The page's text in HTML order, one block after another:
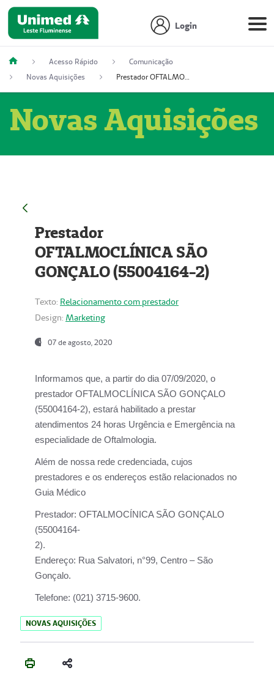
Login
Acesso Rápido
Comunicação
Novas Aquisições
Prestador OFTALMOCLÍNICA SÃO GONÇALO (55004164-2)
Novas Aquisições
Prestador
OFTALMOCLÍNICA SÃO
GONÇALO (55004164-2)
Texto: Relacionamento com prestador
Design: Marketing
07 de agosto, 2020
Informamos que, a partir do dia07/09/2020, o
prestador OFTALMOCLÍNICA SÃO GONÇALO
(55004164-2), estará habilitado a prestar
atendimentos 24 horas Urgência e Emergência na
especialidade de Oftalmologia.
Além de nossa rede credenciada, cujos
prestadores e os endereços estão relacionados no
Guia Médico
Prestador: OFTALMOCÍNICA SÃO GONÇALO
(55004164-
2).
Endereço: Rua Salvatori, n°99, Centro – São
Gonçalo.
Telefone: (021) 3715-9600.
NOVAS AQUISIÇÕES